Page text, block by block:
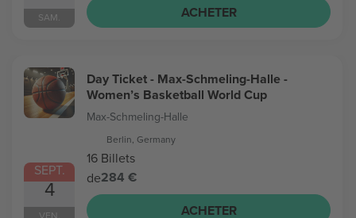
SAM.
ACHETER
SEPT.
4
VEN.
Day Ticket - Max-Schmeling-Halle -
Women’s Basketball World Cup
Max-Schmeling-Halle
Berlin, Germany
16 Billets
de284 €
ACHETER